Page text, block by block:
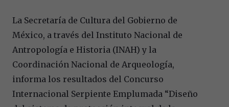
La Secretaría de Cultura del Gobierno de
México, a través del Instituto Nacional de
Antropología e Historia (INAH) y la
Coordinación Nacional de Arqueología,
informa los resultados del Concurso
Internacional Serpiente Emplumada “Diseño